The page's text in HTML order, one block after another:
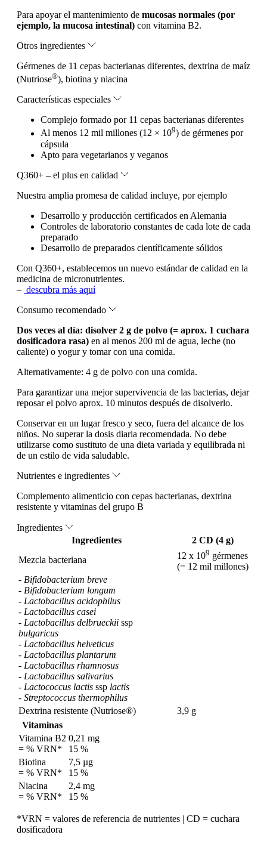
Para apoyar el mantenimiento de mucosas normales (por
ejemplo, la mucosa intestinal) con vitamina B2.
Otros ingredientes
Gérmenes de 11 cepas bacterianas diferentes, dextrina de maíz
(Nutriose®), biotina y niacina
Características especiales
Complejo formado por 11 cepas bacterianas diferentes
Al menos 12 mil millones (12 × 109) de gérmenes por
cápsula
Apto para vegetarianos y veganos
Q360+ – el plus en calidad
Nuestra amplia promesa de calidad incluye, por ejemplo
Desarrollo y producción certificados en Alemania
Controles de laboratorio constantes de cada lote de cada
preparado
Desarrollo de preparados científicamente sólidos
Con Q360+, establecemos un nuevo estándar de calidad en la
medicina de micronutrientes.
– descubra más aquí
Consumo recomendado
Dos veces al día: disolver 2 g de polvo (= aprox. 1 cuchara
dosificadora rasa) en al menos 200 ml de agua, leche (no
caliente) o yogur y tomar con una comida.
Alternativamente: 4 g de polvo con una comida.
Para garantizar una mejor supervivencia de las bacterias, dejar
reposar el polvo aprox. 10 minutos después de disolverlo.
Conservar en un lugar fresco y seco, fuera del alcance de los
niños. No superar la dosis diaria recomendada. No debe
utilizarse como sustituto de una dieta variada y equilibrada ni
de un estilo de vida saludable.
Nutrientes e ingredientes
Complemento alimenticio con cepas bacterianas, dextrina
resistente y vitaminas del grupo B
Ingredientes
Ingredientes
2 CD (4 g)
Mezcla bacteriana
12 x 109 gérmenes
(= 12 mil millones)
- Bifidobacterium breve
- Bifidobacterium longum
- Lactobacillus acidophilus
- Lactobacillus casei
- Lactobacillus delbrueckii ssp
bulgaricus
- Lactobacillus helveticus
- Lactobacillus plantarum
- Lactobacillus rhamnosus
- Lactobacillus salivarius
- Lactococcus lactis ssp lactis
- Streptococcus thermophilus
Dextrina resistente (Nutriose®)
3,9 g
Vitaminas
Vitamina B2
= % VRN*
0,21 mg
15 %
Biotina
= % VRN*
7,5 µg
15 %
Niacina
= % VRN*
2,4 mg
15 %
*VRN = valores de referencia de nutrientes | CD = cuchara
dosificadora